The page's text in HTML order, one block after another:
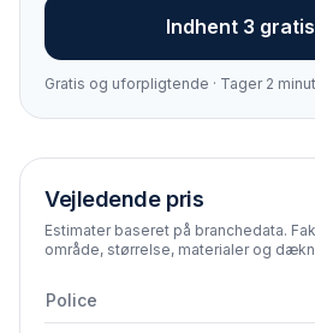
Indhent 3
Gratis og uforpligtende · Tager 2
Vejledende pris
Estimater baseret på branchedata.
område, størrelse, materialer og
Police